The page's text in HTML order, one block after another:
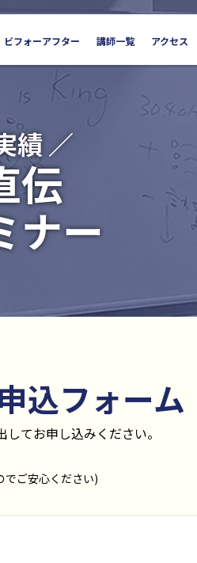
ビフォーアフター 講師一覧 アクセス
績 ／
伝
ナー
込フォーム
てお申し込みください。
ご安心ください)